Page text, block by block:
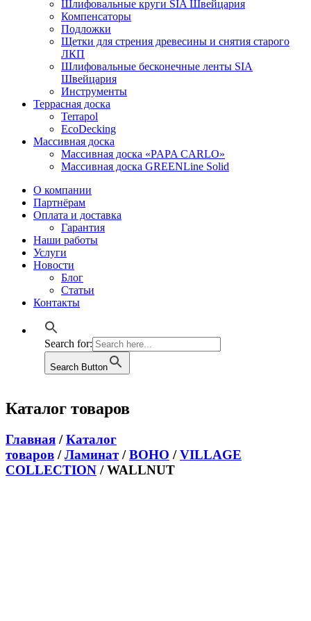
Шлифовальные круги SIA Швейцария
Компенсаторы
Подложки
Щетки для стрения древесины и снятия старого
ЛКП
Шлифовальные бесконечные ленты SIA
Швейцария
Инструменты
Террасная доска
Terrapol
EcoDecking
Массивная доска
Массивная доска «PAPA CARLO»
Массивная доска GREENLine Solid
О компании
Партнёрам
Оплата и доставка
Гарантия
Наши работы
Услуги
Новости
Блог
Статьи
Контакты
Search for:
Search Button
Каталог товаров
Главная /Каталог
товаров /Ламинат/BOHO /VILLAGE
COLLECTION / WALLNUT